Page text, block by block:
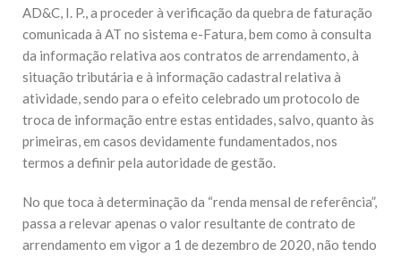
AD&C, I. P., a proceder à verificação da quebra de faturação
comunicada à AT no sistema e-Fatura, bem como à consulta
da informação relativa aos contratos de arrendamento, à
situação tributária e à informação cadastral relativa à
atividade, sendo para o efeito celebrado um protocolo de
troca de informação entre estas entidades, salvo, quanto às
primeiras, em casos devidamente fundamentados, nos
termos a definir pela autoridade de gestão.
No que toca à determinação da “renda mensal de referência”,
passa a relevar apenas o valor resultante de contrato de
arrendamento em vigor a 1 de dezembro de 2020, não tendo